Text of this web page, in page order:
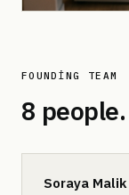
FOUNDING TEAM
8
Soraya Malik